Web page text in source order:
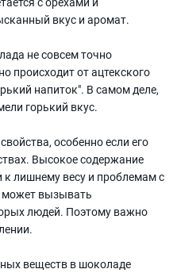
вкус и аромат.
не совсем точно
происходит от ацтекского
напиток". В самом деле,
горький вкус.
особенно если его
Высокое содержание
лишнему весу и проблемам с
вызывать
людей. Поэтому важно
веществ в шоколаде